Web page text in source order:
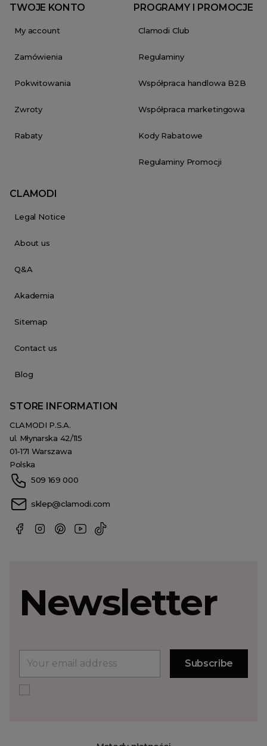
TWOJE KONTO
My account
Zamówienia
Pokwitowania
Zwroty
Rabaty
PROGRAMY I PROMOCJE
Clamodi Club
Regulaminy
Współpraca handlowa B2B
Współpraca marketingowa
Kody Rabatowe
Regulaminy Promocji
CLAMODI
Legal Notice
About us
Q&A
Akademia
Sitemap
Contact us
Blog
STORE INFORMATION
CLAMODI P.S.A.
ul. Młynarska 42/115
01-171 Warszawa
Polska
509 169 000
sklep@clamodi.com
Newsletter